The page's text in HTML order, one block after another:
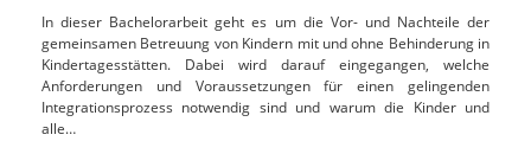
In dieser Bachelorarbeit geht es um die Vor- und Nachteile der
gemeinsamen Betreuung von Kindern mit und ohne Behinderung in
Kindertagesstätten. Dabei wird darauf eingegangen, welche
Anforderungen und Voraussetzungen für einen gelingenden
Integrationsprozess notwendig sind und warum die Kinder und
alle…